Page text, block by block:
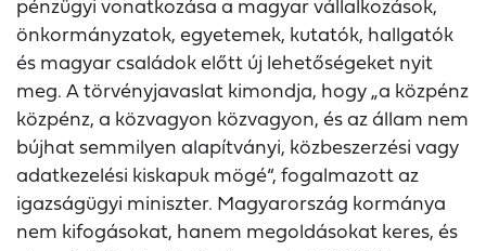
pénzügyi vonatkozása a magyar vállalkozások,
önkormányzatok, egyetemek, kutatók, hallgatók
és magyar családok előtt új lehetőségeket nyit
meg. A törvényjavaslat kimondja, hogy „a közpénz
közpénz, a közvagyon közvagyon, és az állam nem
bújhat semmilyen alapítványi, közbeszerzési vagy
adatkezelési kiskapuk mögé“, fogalmazott az
igazságügyi miniszter. Magyarország kormánya
nem kifogásokat, hanem megoldásokat keres, és